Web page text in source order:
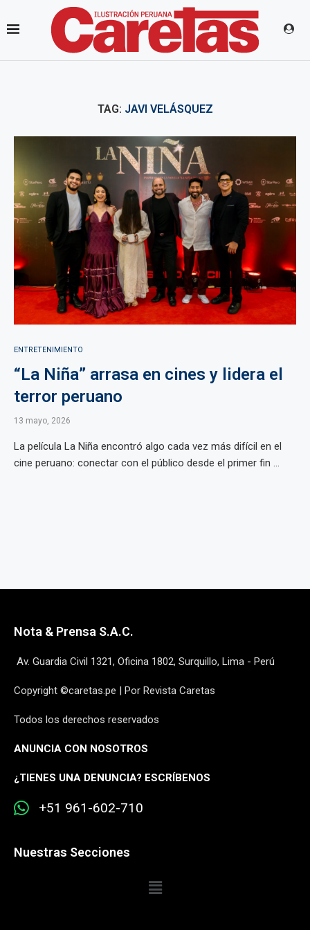
TAG: JAVI VELÁSQUEZ
ENTRETENIMIENTO
“La Niña” arrasa en cines y lidera el
terror peruano
13 mayo, 2026
La película La Niña encontró algo cada vez más difícil en el
cine peruano: conectar con el público desde el primer fin ...
Nota & Prensa S.A.C.
Av. Guardia Civil 1321, Oficina 1802, Surquillo, Lima - Perú
Copyright ©caretas.pe | Por Revista Caretas
Todos los derechos reservados
ANUNCIA CON NOSOTROS
¿TIENES UNA DENUNCIA? ESCRÍBENOS
+51 961-602-710
Nuestras Secciones